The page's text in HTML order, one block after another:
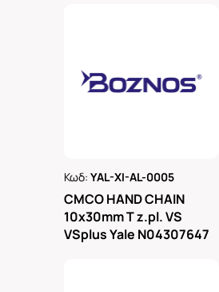
Κωδ:YAL-XI-AL-0005
CMCO HAND CHAIN
10x30mm T z.pl. VS
VSplus Yale N04307647